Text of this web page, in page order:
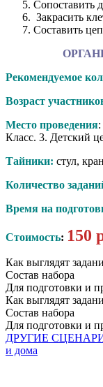
Сопоставить
Закрасить
Составить
Рекомендуемое
Возраст
Место проведения
Класс. 3. Детский
Тайники: стул,
Количество
Время на
Стоимость: 150
Как выглядят
Состав набора
Для подготовки и
Как выглядят
Состав набора
Для подготовки и
ДРУГИЕ
и дома